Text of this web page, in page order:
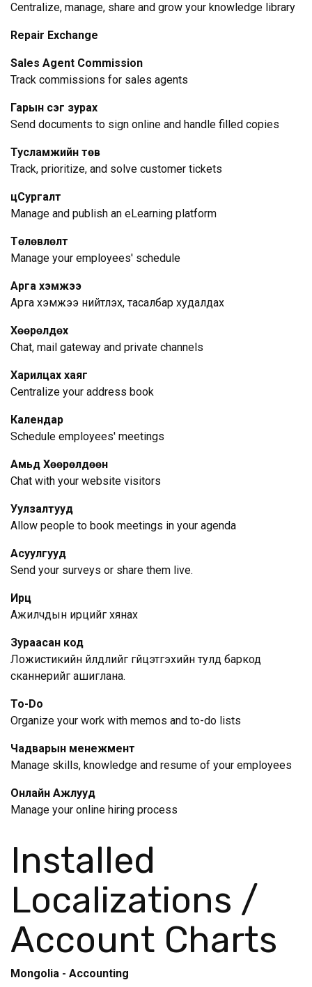
Centralize, manage, share and grow your knowledge library
Repair Exchange
Sales Agent Commission
Track commissions for sales agents
Гарын үсэг зурах
Send documents to sign online and handle filled copies
Тусламжийн төв
Track, prioritize, and solve customer tickets
цСургалт
Manage and publish an eLearning platform
Төлөвлөлт
Manage your employees' schedule
Арга хэмжээ
Арга хэмжээ нийтлэх, тасалбар худалдах
Хөөрөлдөх
Chat, mail gateway and private channels
Харилцах хаяг
Centralize your address book
Календар
Schedule employees' meetings
Амьд Хөөрөлдөөн
Chat with your website visitors
Уулзалтууд
Allow people to book meetings in your agenda
Асуулгууд
Send your surveys or share them live.
Ирц
Ажилчдын ирцийг хянах
Зураасан код
Ложистикийн үйлдлийг гүйцэтгэхийн тулд баркод
сканнерийг ашиглана.
To-Do
Organize your work with memos and to-do lists
Чадварын менежмент
Manage skills, knowledge and resume of your employees
Онлайн Ажлууд
Manage your online hiring process
Installed
Localizations /
Account Charts
Mongolia - Accounting